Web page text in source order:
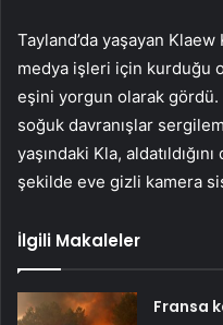
Tayland’da yaşayan
medya işleri için kurduğu
eşini yorgun olarak
soğuk davranışlar
yaşındaki Kla,
şekilde eve gizli kamera
İlgili Makaleler
Fransa